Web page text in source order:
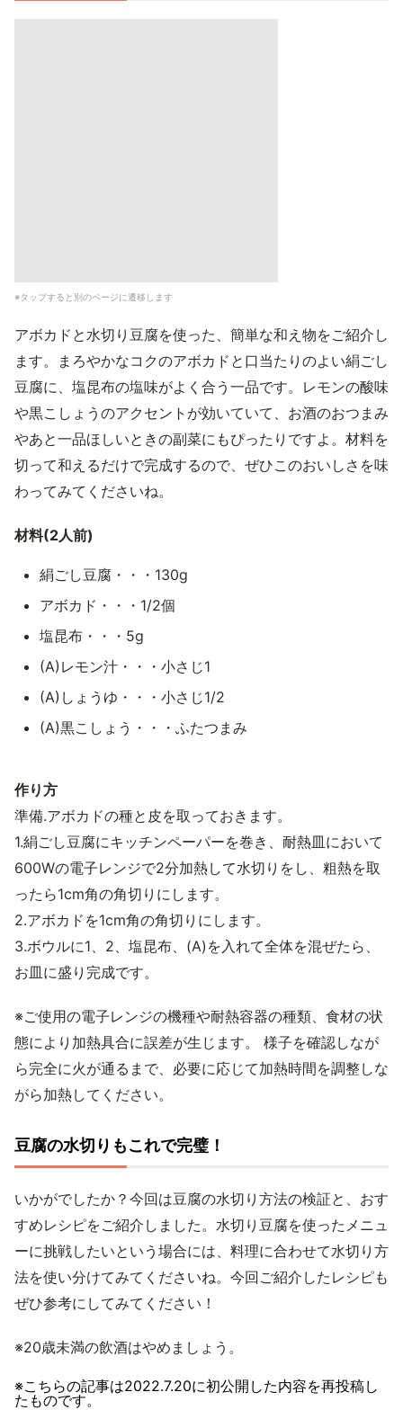
※タップすると別のページに遷移します
アボカドと水切り豆腐を使った、簡単な和え物をご紹介し
ます。まろやかなコクのアボカドと口当たりのよい絹ごし
豆腐に、塩昆布の塩味がよく合う一品です。レモンの酸味
や黒こしょうのアクセントが効いていて、お酒のおつまみ
やあと一品ほしいときの副菜にもぴったりですよ。材料を
切って和えるだけで完成するので、ぜひこのおいしさを味
わってみてくださいね。
材料(2人前)
絹ごし豆腐・・・130g
アボカド・・・1/2個
塩昆布・・・5g
(A)レモン汁・・・小さじ1
(A)しょうゆ・・・小さじ1/2
(A)黒こしょう・・・ふたつまみ
作り方
準備.アボカドの種と皮を取っておきます。
1.絹ごし豆腐にキッチンペーパーを巻き、耐熱皿において
600Wの電子レンジで2分加熱して水切りをし、粗熱を取
ったら1cm角の角切りにします。
2.アボカドを1cm角の角切りにします。
3.ボウルに1、2、塩昆布、(A)を入れて全体を混ぜたら、
お皿に盛り完成です。
※ご使用の電子レンジの機種や耐熱容器の種類、食材の状
態により加熱具合に誤差が生じます。 様子を確認しなが
ら完全に火が通るまで、必要に応じて加熱時間を調整しな
がら加熱してください。
豆腐の水切りもこれで完璧！
いかがでしたか？今回は豆腐の水切り方法の検証と、おす
すめレシピをご紹介しました。水切り豆腐を使ったメニュ
ーに挑戦したいという場合には、料理に合わせて水切り方
法を使い分けてみてくださいね。今回ご紹介したレシピも
ぜひ参考にしてみてください！
※20歳未満の飲酒はやめましょう。
※こちらの記事は2022.7.20に初公開した内容を再投稿し
たものです。